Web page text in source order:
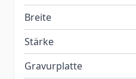
Breite
Stärke
Gravurplatte